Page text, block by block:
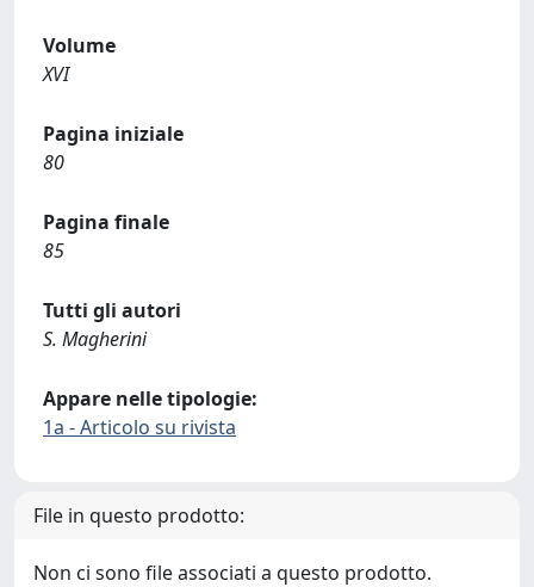
Volume
XVI
Pagina iniziale
80
Pagina finale
85
Tutti gli autori
S. Magherini
Appare nelle tipologie:
1a - Articolo su rivista
File in questo prodotto:
Non ci sono file associati a questo prodotto.